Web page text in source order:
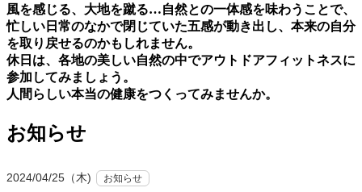
⾵を感じる、⼤地を蹴る…⾃然との⼀体感を味わうことで、
忙しい⽇常のなかで閉じていた五感が動き出し、本来の⾃分
を取り戻せるのかもしれません。
休⽇は、各地の美しい⾃然の中でアウトドアフィットネスに
参加してみましょう。
⼈間らしい本当の健康をつくってみませんか。
お知らせ
2024/04/25（木) お知らせ